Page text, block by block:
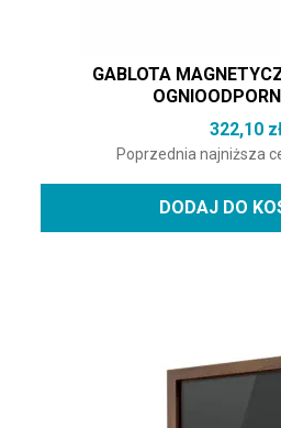
GABLOTA
322,10
Poprzednia najniższa
DODAJ DO